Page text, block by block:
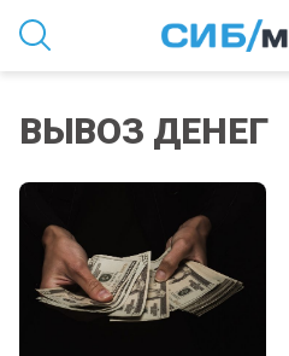
ВЫВОЗ ДЕНЕГ